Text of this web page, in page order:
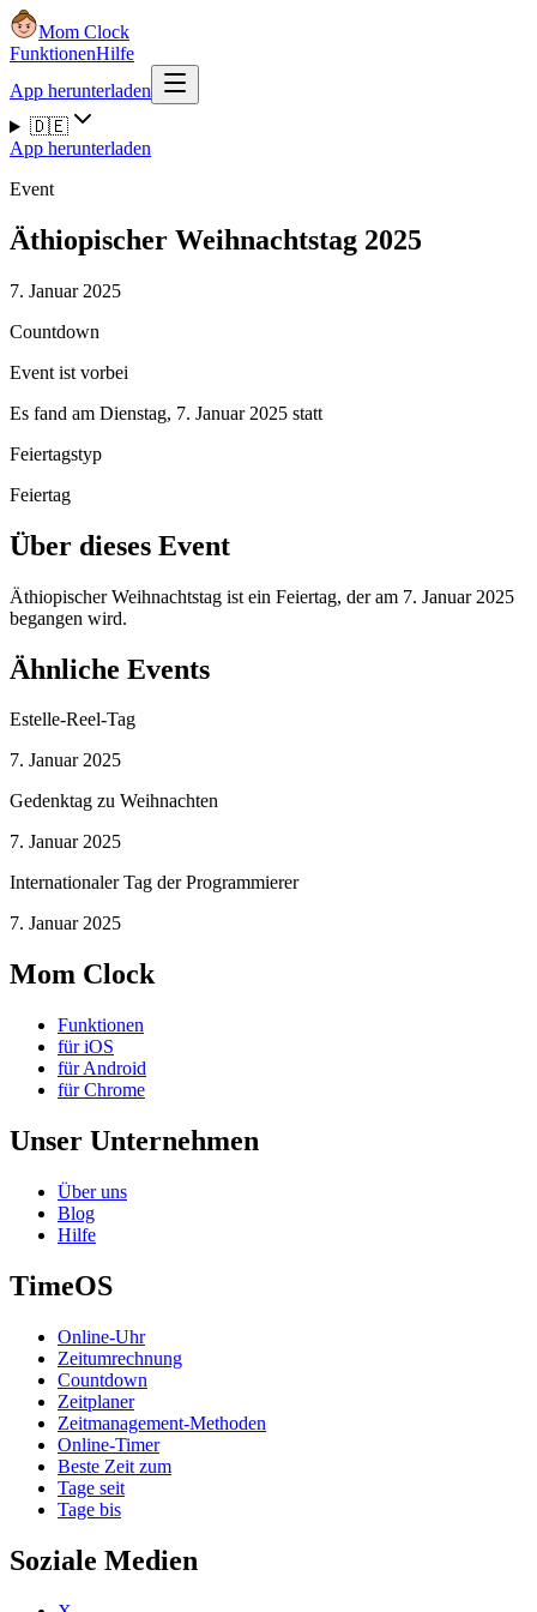
Mom Clock
FunktionenHilfe
App herunterladen
🇩🇪
App herunterladen
Event
Äthiopischer Weihnachtstag 2025
7. Januar 2025
Countdown
Event ist vorbei
Es fand am Dienstag, 7. Januar 2025 statt
Feiertagstyp
Feiertag
Über dieses Event
Äthiopischer Weihnachtstag ist ein Feiertag, der am 7. Januar 2025
begangen wird.
Ähnliche Events
Estelle-Reel-Tag
7. Januar 2025
Gedenktag zu Weihnachten
7. Januar 2025
Internationaler Tag der Programmierer
7. Januar 2025
Mom Clock
Funktionen
für iOS
für Android
für Chrome
Unser Unternehmen
Über uns
Blog
Hilfe
TimeOS
Online-Uhr
Zeitumrechnung
Countdown
Zeitplaner
Zeitmanagement-Methoden
Online-Timer
Beste Zeit zum
Tage seit
Tage bis
Soziale Medien